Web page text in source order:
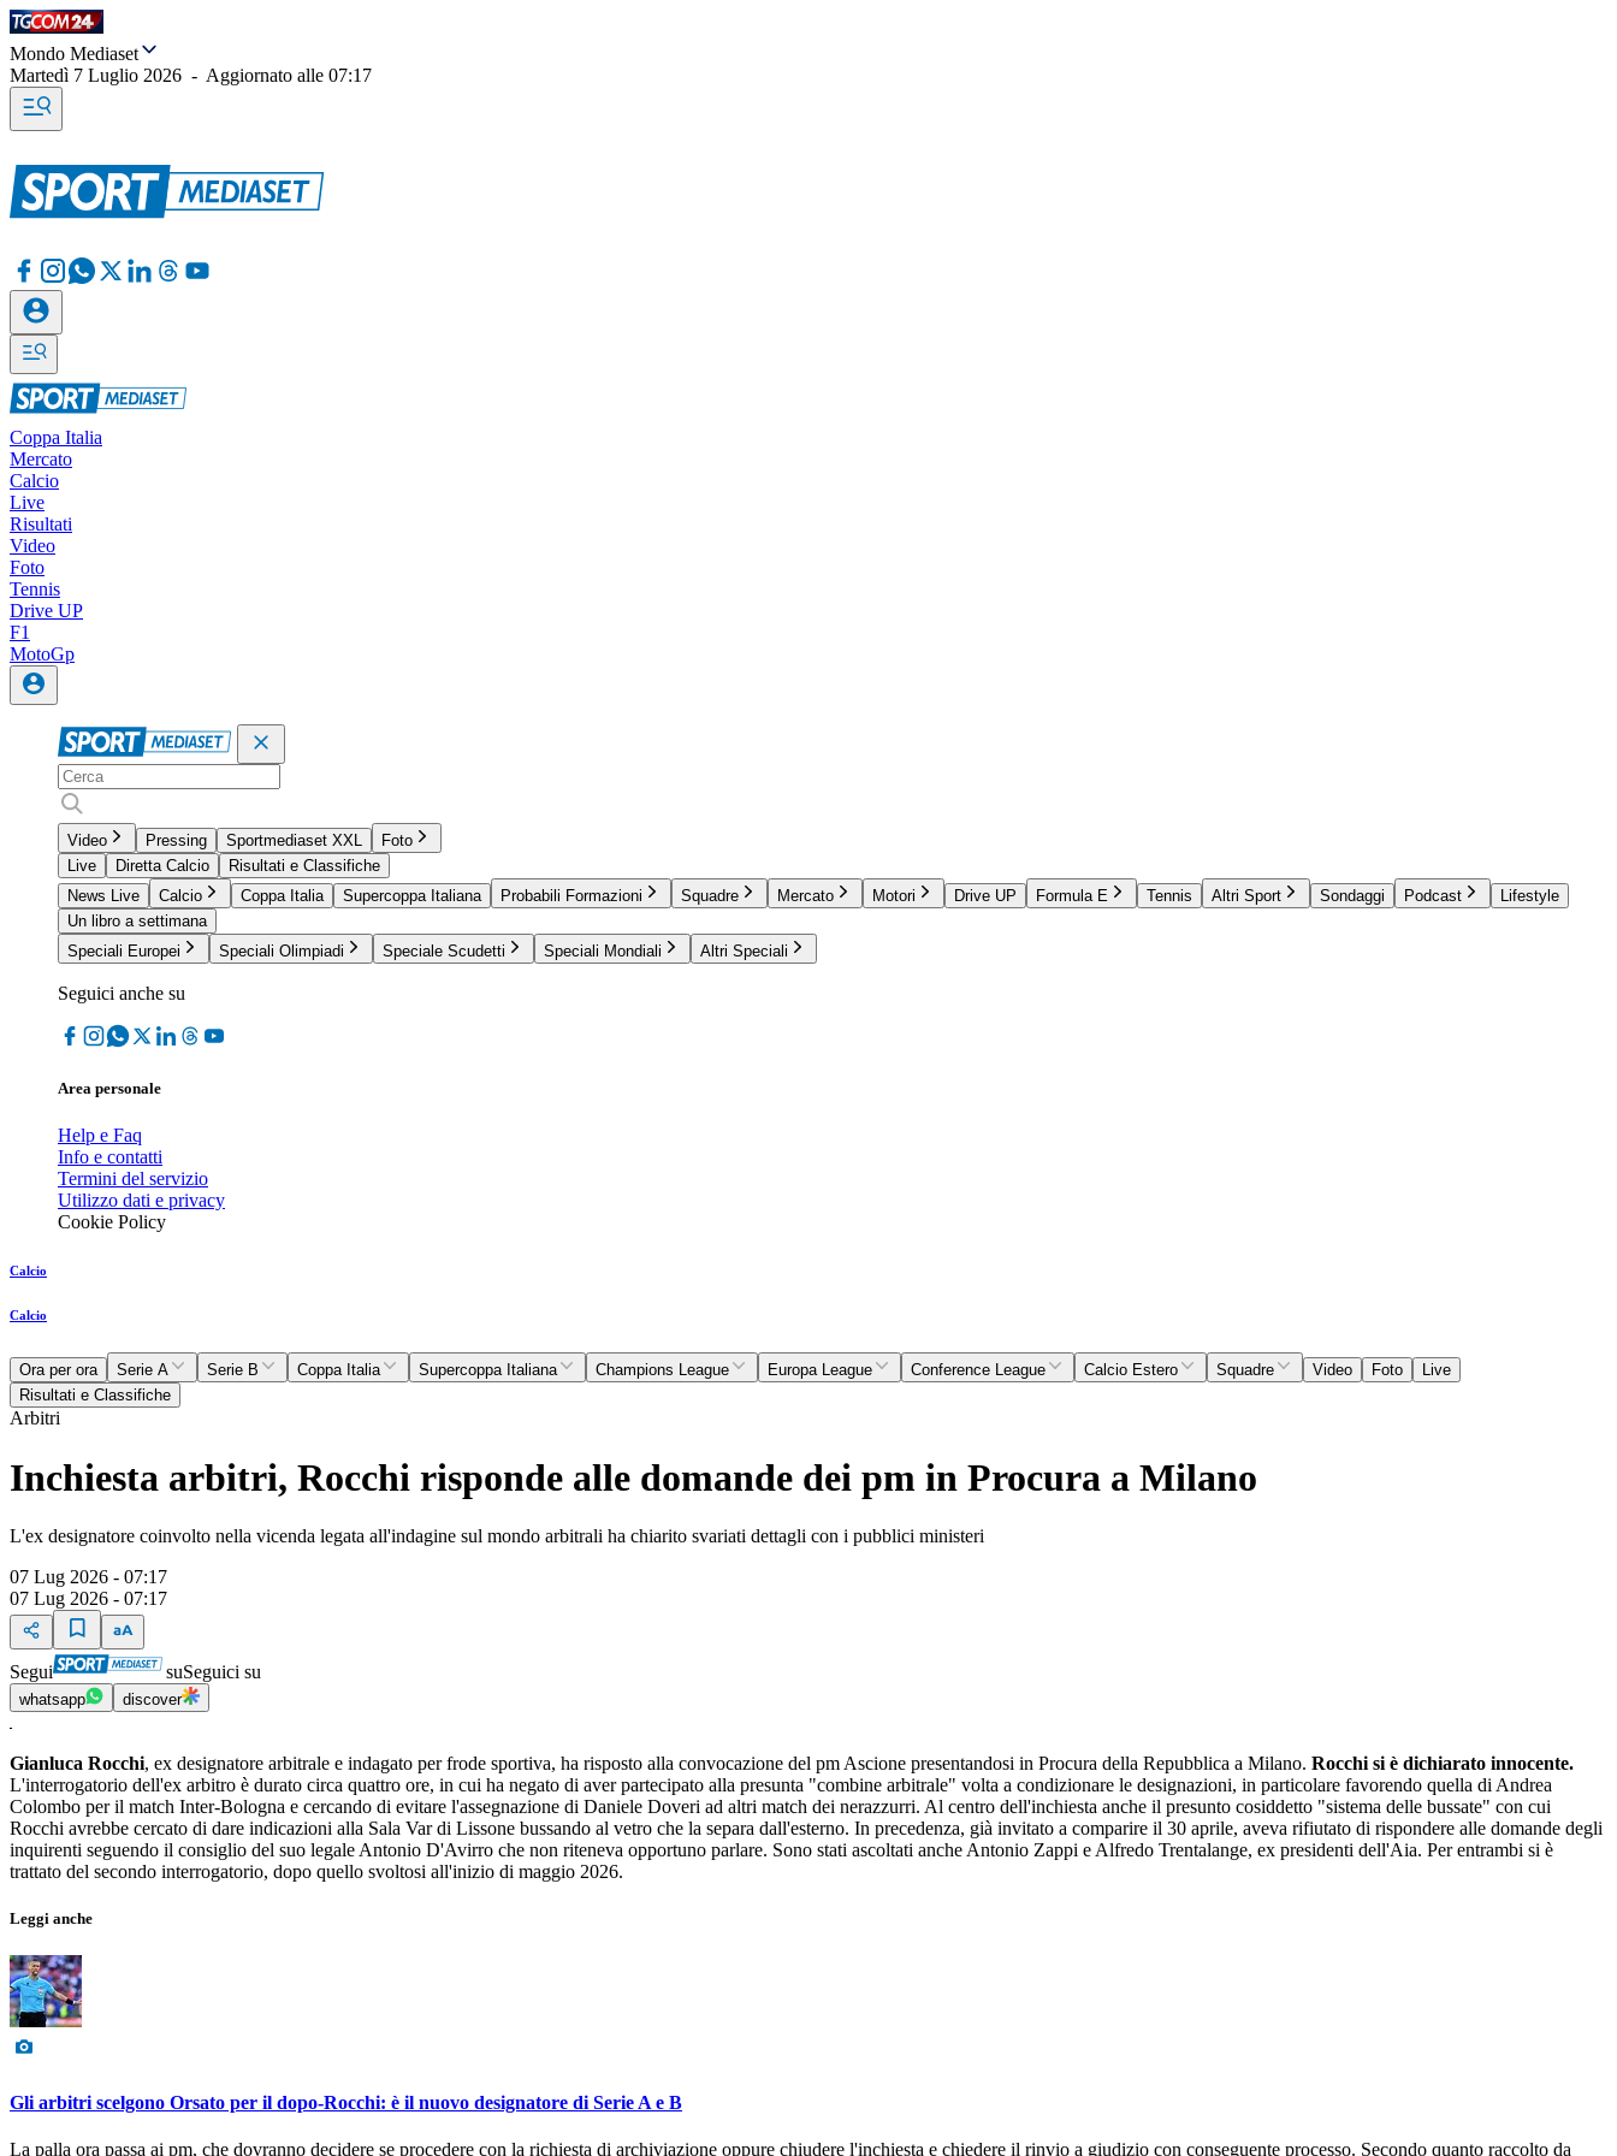
Mondo Mediaset
Martedì 7 Luglio 2026 - Aggiornato alle 07:17
Coppa Italia
Mercato
Calcio
Live
Risultati
Video
Foto
Tennis
Drive UP
F1
MotoGp
Video Pressing Sportmediaset XXL
Foto
Live
Diretta Calcio
Risultati e Classifiche
News Live
Calcio Coppa Italia Supercoppa Italiana Probabili Formazioni Squadre Mercato Motori Drive UP Formula E Tennis Altri Sport Sondaggi Podcast
Lifestyle
Un libro a settimana
Speciali Europei
Speciali Olimpiadi Speciale Scudetti Speciali Mondiali Altri Speciali
Seguici anche su
Area personale
Help e Faq
Info e contatti
Termini del servizio
Utilizzo dati e privacy
Cookie Policy
Calcio
Calcio
Ora per ora Serie A Serie B Coppa Italia Supercoppa Italiana Champions League Europa League Conference League Calcio Estero Squadre Video Foto
Live
Risultati e Classifiche
Arbitri
Inchiesta arbitri, Rocchi risponde alle domande dei pm in Procura a Milano
L'ex designatore coinvolto nella vicenda legata all'indagine sul mondo arbitrali ha chiarito svariati dettagli con i pubblici ministeri
07 Lug 2026 - 07:17
07 Lug 2026 - 07:17
Segui suSeguici su
whatsapp discover
Gianluca Rocchi, ex designatore arbitrale e indagato per frode sportiva, ha risposto alla convocazione del pm Ascione presentandosi in Procura della Repubblica a Milano. Rocchi si è dichiarato innocente.
L'interrogatorio dell'ex arbitro è durato circa quattro ore, in cui ha negato di aver partecipato alla presunta "combine arbitrale" volta a condizionare le designazioni, in particolare favorendo quella di Andrea
Colombo per il match Inter-Bologna e cercando di evitare l'assegnazione di Daniele Doveri ad altri match dei nerazzurri. Al centro dell'inchiesta anche il presunto cosiddetto "sistema delle bussate" con cui
Rocchi avrebbe cercato di dare indicazioni alla Sala Var di Lissone bussando al vetro che la separa dall'esterno. In precedenza, già invitato a comparire il 30 aprile, aveva rifiutato di rispondere alle domande degli
inquirenti seguendo il consiglio del suo legale Antonio D'Avirro che non riteneva opportuno parlare. Sono stati ascoltati anche Antonio Zappi e Alfredo Trentalange, ex presidenti dell'Aia. Per entrambi si è
trattato del secondo interrogatorio, dopo quello svoltosi all'inizio di maggio 2026.
Leggi anche
Gli arbitri scelgono Orsato per il dopo-Rocchi: è il nuovo designatore di Serie A e B
La palla ora passa ai pm, che dovranno decidere se procedere con la richiesta di archiviazione oppure chiudere l'inchiesta e chiedere il rinvio a giudizio con conseguente processo. Secondo quanto raccolto da